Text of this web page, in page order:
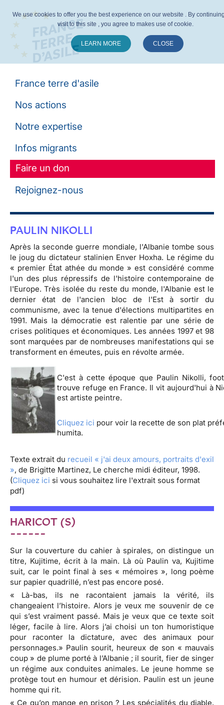
France terre d'asile
Nos actions
Notre expertise
Infos migrants
Faire un don
Rejoignez-nous
PAULIN NIKOLLI
Après la seconde guerre mondiale, l'Albanie tombe sous
le joug du dictateur stalinien Enver Hoxha. Le régime du
« premier État athée du monde » est considéré comme
l'un des plus répressifs de l'histoire contemporaine de
l'Europe. Très isolée du reste du monde, l'Albanie est le
dernier état de l'ancien bloc de l'Est à sortir du
communisme, avec la tenue d'élections multipartites en
1991. Mais la démocratie est ralentie par une série de
crises politiques et économiques. Les années 1997 et 98
sont marquées par de nombreuses manifestations qui se
transforment en émeutes, puis en révolte armée.
C'est à cette époque que Paulin Nikolli,
trouve refuge en France. Il vit aujourd'hui à
est artiste peintre.
Cliquez ici pour voir la recette de son plat
humita.
Texte extrait du recueil « j'ai deux amours, portraits d'exil
», de Brigitte Martinez, Le cherche midi éditeur, 1998.
(Cliquez ici si vous souhaitez lire l'extrait sous format
pdf)
HARICOT (S)
------
Sur la couverture du cahier à spirales, on distingue un
titre, Kujitime, écrit à la main. Là où Paulin va, Kujitime
suit, car le point final à ses « mémoires », long poème
sur papier quadrillé, n’est pas encore posé.
« Là-bas, ils ne racontaient jamais la vérité, ils
changeaient l’histoire. Alors je veux me souvenir de ce
qui s’est vraiment passé. Mais je veux que ce texte soit
léger, facile à lire. Alors j’ai choisi un ton humoristique
pour raconter la dictature, avec des animaux pour
personnages.» Paulin sourit, heureux de son « mauvais
coup » de plume porté à l’Albanie ; il sourit, fier de singer
un régime aux conduites animales. Le jeune homme se
protège tout en humour et dérision. Paulin est un jeune
homme qui rit.
« Ce qu’on mange en prison ? Les spécialités du diable.
We use cookies to offer you the best experience on our website . By
visit to this site , you agree to makes use of cookie.
LEARN MORE CLOSE